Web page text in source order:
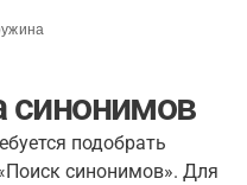
синонимов
подобрать
синонимов». Для